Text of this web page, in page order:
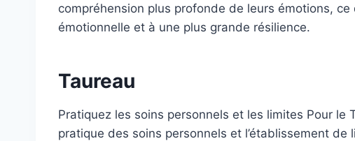
compréhension plus profonde de leurs émotions,
émotionnelle et à une plus grande résilience.
Taureau
Pratiquez les soins personnels et les limites Pour
pratique des soins personnels et l’établissement